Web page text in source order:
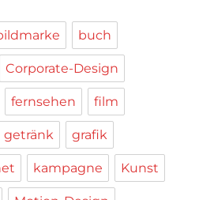
buch
Corporate-Design
fernsehen film
getränk grafik
kampagne Kunst